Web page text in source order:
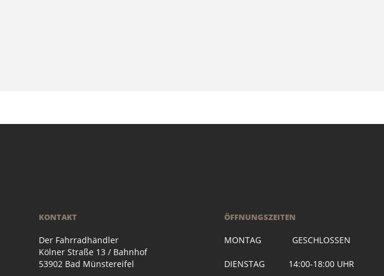
KONTAKT
Der Fahrradhändler
Kölner Straße 13 / Bahnhof
53902 Bad Münstereifel
ÖFFNUNGSZEITEN
MONTAG GESCHLOSSEN
DIENSTAG 14:00-18:00 UHR